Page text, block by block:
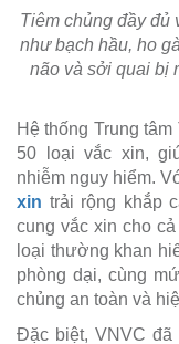
Tiêm chủng đầy đủ
như bạch hầu, ho
não và sởi quai bị
Hệ thống Trung
50 loại vắc xin,
nhiễm nguy hiểm.
xin trải rộng khắp
cung vắc xin cho
loại thường khan
phòng dại, cùng
chủng an toàn và
Đặc biệt, VNVC đã